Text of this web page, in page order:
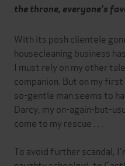
the throne, everyone's
With its posh clientele
housecleaning business
I must rely on my other
companion. But on my
so-gentle man seems to
Darcy, my on-again-but-
come to my rescue . . .
To avoid further scandal,